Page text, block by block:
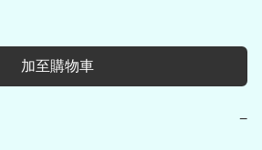
加至購物車
−